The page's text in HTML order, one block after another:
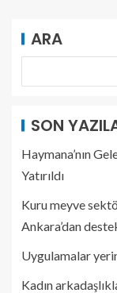
ARA
SON
Haymana’nın
Yatırıldı
Kuru meyve
Ankara’dan
Uygulamalar
Kadın